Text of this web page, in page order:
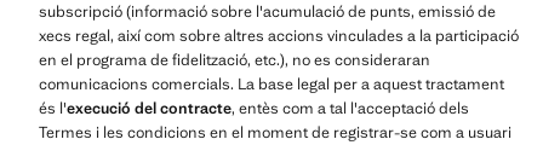
subscripció (informació sobre l'acumulació de punts, emissió de
xecs regal, així com sobre altres accions vinculades a la participació
en el programa de fidelització, etc.), no es consideraran
comunicacions comercials. La base legal per a aquest tractament
és l'execució del contracte, entès com a tal l'acceptació dels
Termes i les condicions en el moment de registrar-se com a usuari